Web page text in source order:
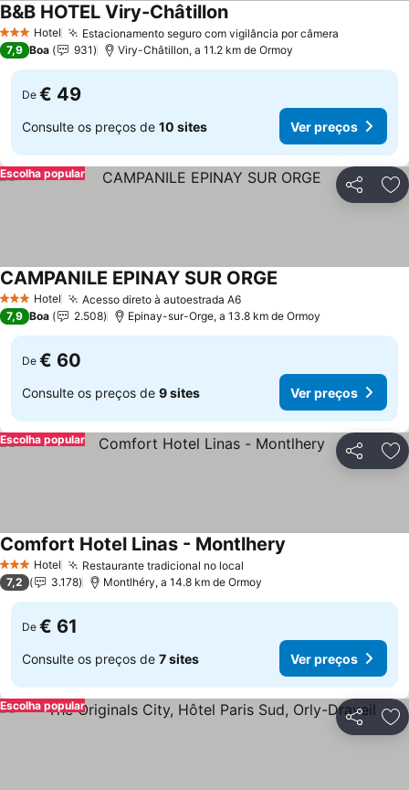
3 EstrelasHotel Estacionamento seguro com vigilância por câmera
B&B HOTEL Viry-ChâtillonVer preços
7,9 Boa 931 Viry-Châtillon, a 11.2 km de Ormoy
De € 49
Consulte os preços de 10 sites Ver preços
Partilhar
Escolha popular
3 EstrelasHotel Acesso direto à autoestrada A6Ver preços
CAMPANILE EPINAY SUR ORGE
7,9 Boa 2.508 Epinay-sur-Orge, a 13.8 km de Ormoy
De € 60
Consulte os preços de 9 sites Ver preços
Partilhar
Escolha popular
3 EstrelasHotel Restaurante tradicional no local
Comfort Hotel Linas - Montlhery
7,2 3.178 Montlhéry, a 14.8 km de Ormoy
De € 61
Consulte os preços de 7 sites Ver preços
Partilhar
Escolha popular